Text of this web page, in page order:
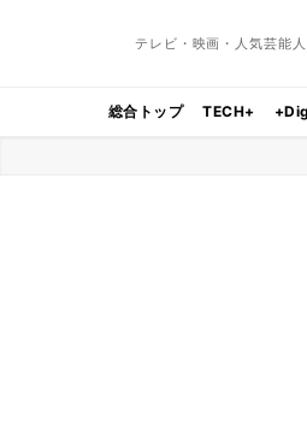
テレビ・映画・人気芸能
総合トップ TECH+